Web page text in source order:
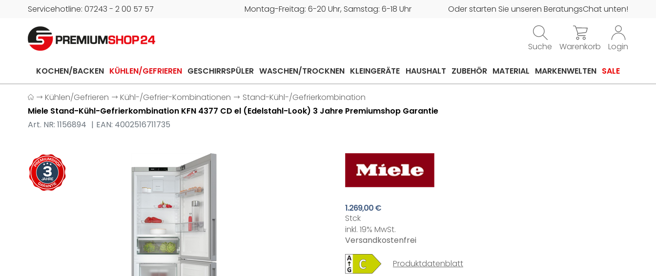
Servicehotline: 07243 - 2 00 57 57 Montag-Freitag: 6-20 Uhr, Samstag: 6-18 Uhr Oder starten Sie unseren BeratungsChat unten!
Suche Warenkorb Login
KOCHEN/BACKEN KÜHLEN/GEFRIEREN GESCHIRRSPÜLER WASCHEN/TROCKNEN KLEINGERÄTE HAUSHALT ZUBEHÖR MATERIAL MARKENWELTEN SALE
Kühlen/Gefrieren Kühl-/Gefrier-Kombinationen
Stand-Kühl-/Gefrierkombination
Miele Stand-Kühl-Gefrierkombination KFN 4377 CD el (Edelstahl-Look) 3 Jahre Premiumshop Garantie
Art. NR: 1156894
EAN: 4002516711735
1.269,00 €
Stck
inkl. 19% MwSt.
Versandkostenfrei
Produktdatenblatt